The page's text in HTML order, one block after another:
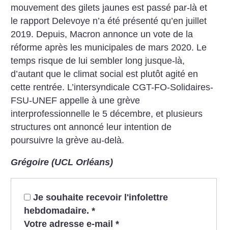
mouvement des gilets jaunes est passé par-là et
le rapport Delevoye n’a été présenté qu’en juillet
2019. Depuis, Macron annonce un vote de la
réforme après les municipales de mars 2020. Le
temps risque de lui sembler long jusque-là,
d’autant que le climat social est plutôt agité en
cette rentrée. L’inter­syndicale CGT-FO-Solidaires-
FSU-UNEF appelle à une grève
interprofessionnelle le 5 décembre, et plusieurs
structures ont annoncé leur intention de
poursuivre la grève au-delà.
Grégoire (UCL Orléans)
Je souhaite recevoir l'infolettre
hebdomadaire. *
Votre adresse e-mail *